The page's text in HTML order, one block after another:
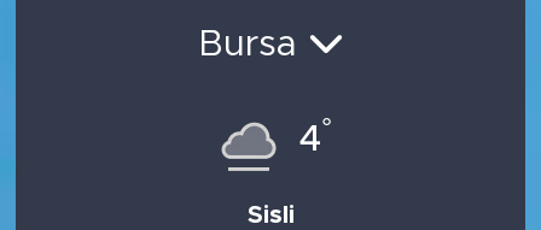
Bursa
4°
Sisli